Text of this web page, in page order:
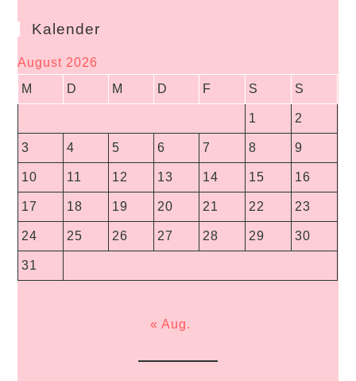
Kalender
August 2026
M
D M D F S S
1 2
3 4 5 6 7 8 9
10 11 12 13 14 15 16
17 18 19 20 21 22 23
24 25 26 27 28 29 30
31
« Aug.